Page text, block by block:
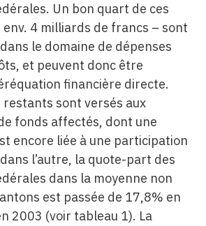
Un bon quart de ces
4 milliards de francs – sont
le domaine de dépenses
et peuvent donc être
financière directe.
restants sont versés aux
fonds affectés, dont une
encore liée à une participation
l’autre, la quote-part des
dans la moyenne non
est passée de 17,8% en
2003 (voir tableau 1). La